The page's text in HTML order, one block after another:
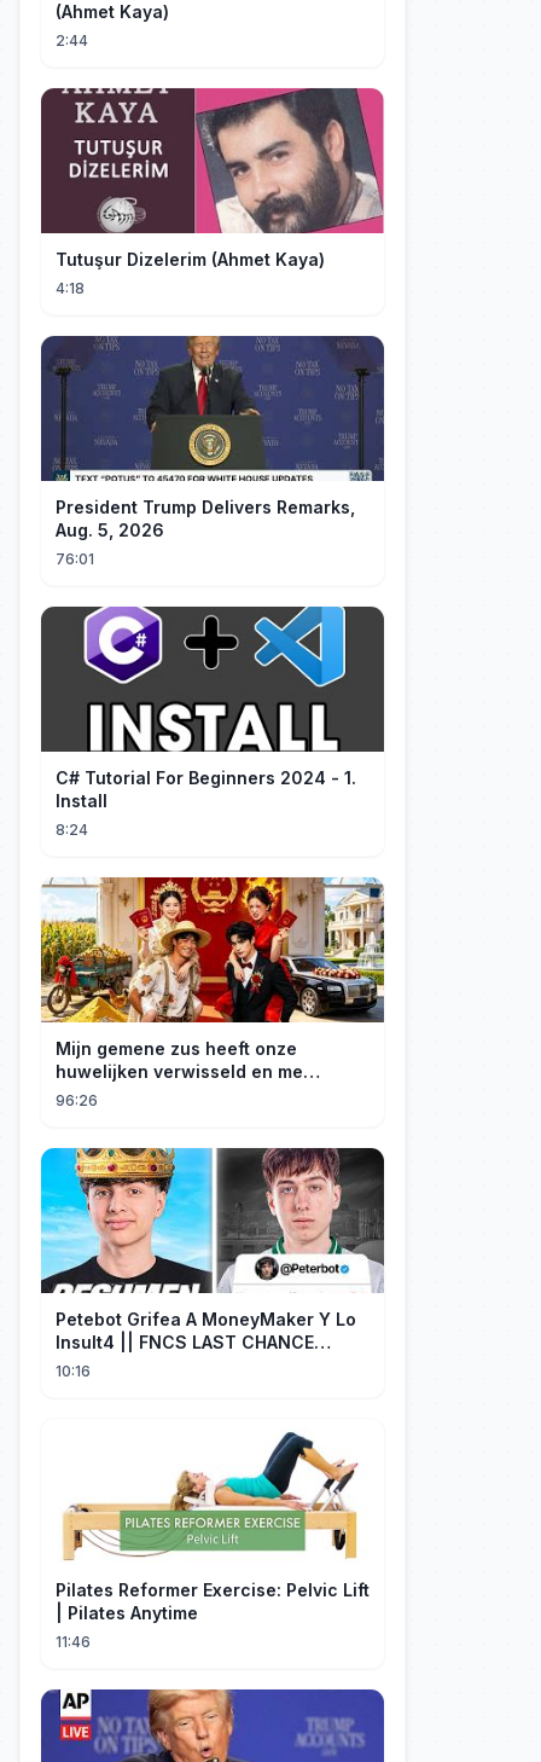
(Ahmet Kaya)
2:44
Tutuşur Dizelerim (Ahmet Kaya)
4:18
President Trump Delivers Remarks,
Aug. 5, 2026
76:01
C# Tutorial For Beginners 2024 - 1.
Install
8:24
Mijn gemene zus heeft onze
huwelijken verwisseld en me
gedwongen te trouwen met een
96:26
Petebot Grifea A MoneyMaker Y Lo
Insult4 || FNCS LAST CHANCE
Resumen
10:16
Pilates Reformer Exercise: Pelvic Lift
| Pilates Anytime
11:46